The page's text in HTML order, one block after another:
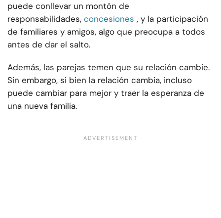
puede conllevar un montón de
responsabilidades, concesiones , y la participación
de familiares y amigos, algo que preocupa a todos
antes de dar el salto.
Además, las parejas temen que su relación cambie.
Sin embargo, si bien la relación cambia, incluso
puede cambiar para mejor y traer la esperanza de
una nueva familia.